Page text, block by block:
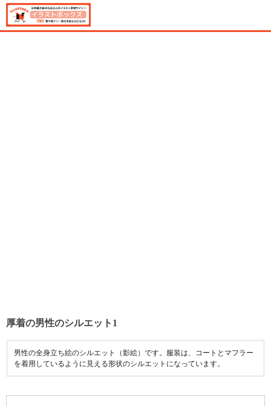
厚着の男性のシルエット1
男性の全身立ち絵のシルエット（影絵）です。服装は、コートとマフラー
を着用しているように見える形状のシルエットになっています。